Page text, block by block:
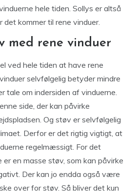
hele tiden. Sollys er altså
det kommer til rene vinduer.
med rene vinduer
ved hele tiden at have rene
selvfølgelig betyder mindre
tale om indersiden af vinduerne.
side, der kan påvirke
Og støv er selvfølgelig
Derfor er det rigtig vigtigt, at
regelmæssigt. For det
er en masse støv, som kan påvirke
Der kan jo endda også være
over for støv. Så bliver det kun